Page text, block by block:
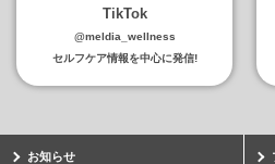
TikTok
@meldia_wellness
セルフケア情報を中心に発信!
お知らせ